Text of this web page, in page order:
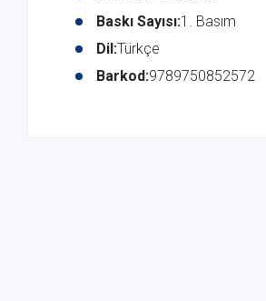
Baskı Sayısı:1. Basım
Dil:Türkçe
Barkod:9789750852572